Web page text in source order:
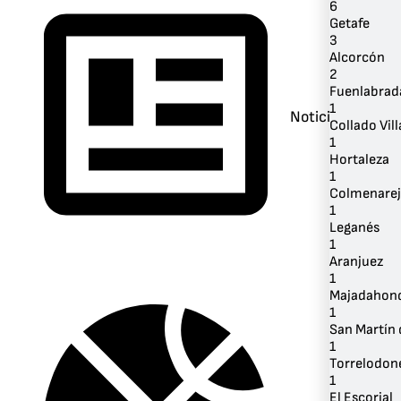
Noticias
6
Getafe
3
Alcorcón
2
1
Collado
1
Hortaleza
1
1
Leganés
1
Aranjuez
1
1
San Martín
1
1
El Escorial